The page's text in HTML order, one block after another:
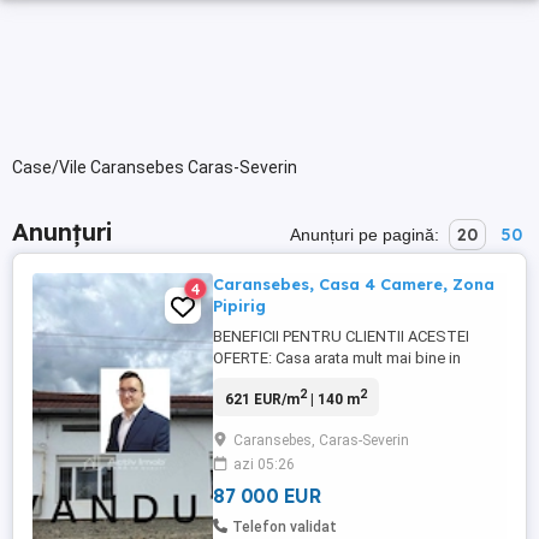
Case/Vile Caransebes Caras-Severin
Anunțuri Anunțuri pe pagină: 20 50
4
Caransebes, Casa 4 Camere, Zona
Pipirig
BENEFICII PENTRU CLIENTII ACESTEI
OFERTE: Casa arata mult mai bine in
Caransebes, Zona Pipirig; Vizioneaza 15
resita.activimob.ro. Biroul Imobiliar Activ
Imob Caransebes va prezinta o
proprietate solida, cu o curte ...
621 EUR/m2| 140 m2
Caransebes, Caras-Severin
azi 05:26
87 000 EUR
Telefon validat